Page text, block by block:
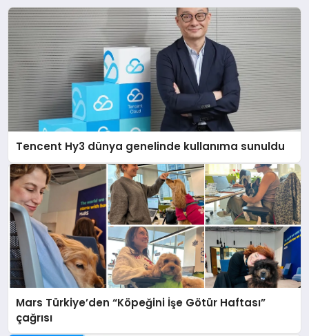
Tencent Hy3 dünya genelinde kullanıma sunuldu
Mars Türkiye’den “Köpeğini İşe Götür Haftası”
çağrısı